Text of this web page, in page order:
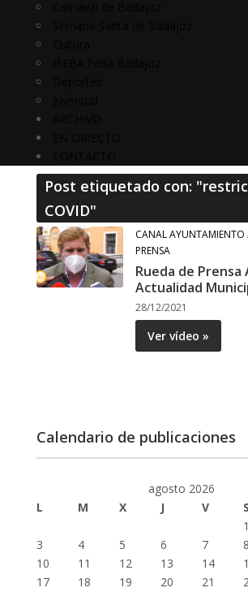
Post etiquetado con:
COVID"
CANAL AYUNTAMIENTO
PRENSA
Rueda de Prensa
Actualidad
28/12/2021
Ver vídeo »
Calendario de publicaciones
agosto 2026
L
M X J V S
1
3
4 5 6 7 8
10
11 12 13 14
17
18 19 20 21